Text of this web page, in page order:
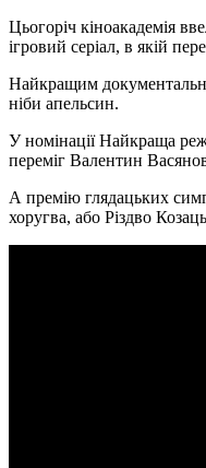
Цьогоріч кіноакадемія
ігровий серіал, в якій
Найкращим
ніби апельсин.
У номінації Найкраща
переміг Валентин
А премію глядацьких
хоругва, або Різдво